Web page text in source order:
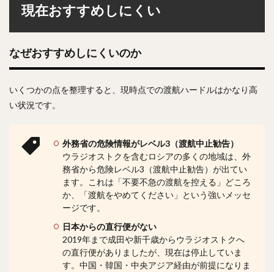
現在おすすめしにくい
なぜおすすめしにくいのか
いくつかの点を整理すると、現時点での渡航ハードルはかなり高
い状況です。
外務省の危険情報がレベル3（渡航中止勧告）
ウラジオストクを含むロシアの多くの地域は、外
務省から危険レベル3（渡航中止勧告）が出てい
ます。これは「不要不急の渡航を控える」どころ
か、「渡航をやめてください」という強いメッセ
ージです。
日本からの直行便がない
2019年まで成田や新千歳からウラジオストクへ
の直行便がありましたが、現在は停止していま
す。中国・韓国・中央アジア経由が前提になりま